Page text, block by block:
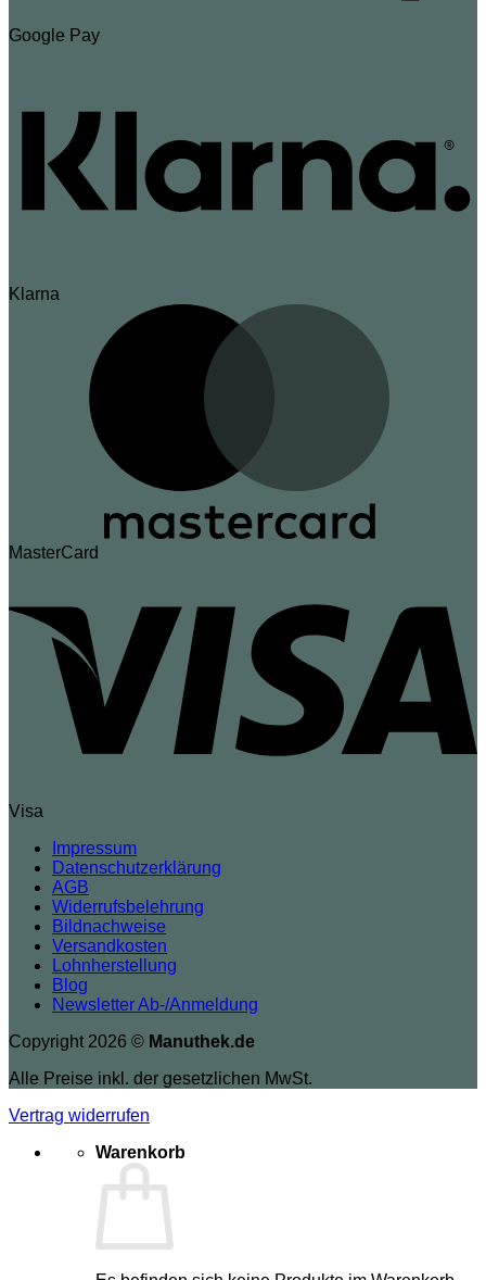
Google Pay
Klarna
MasterCard
Visa
Impressum
Datenschutzerklärung
AGB
Widerrufsbelehrung
Bildnachweise
Versandkosten
Lohnherstellung
Blog
Newsletter Ab-/Anmeldung
Copyright 2026 © Manuthek.de
Alle Preise inkl. der gesetzlichen MwSt.
Vertrag widerrufen
Warenkorb